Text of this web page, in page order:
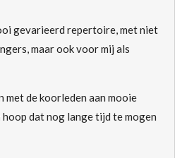
gevarieerd repertoire, met niet
maar ook voor mij als
met de koorleden aan mooie
hoop dat nog lange tijd te mogen